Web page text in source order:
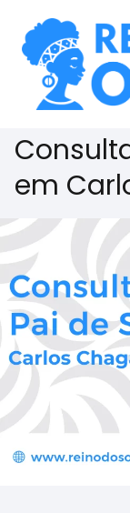
em